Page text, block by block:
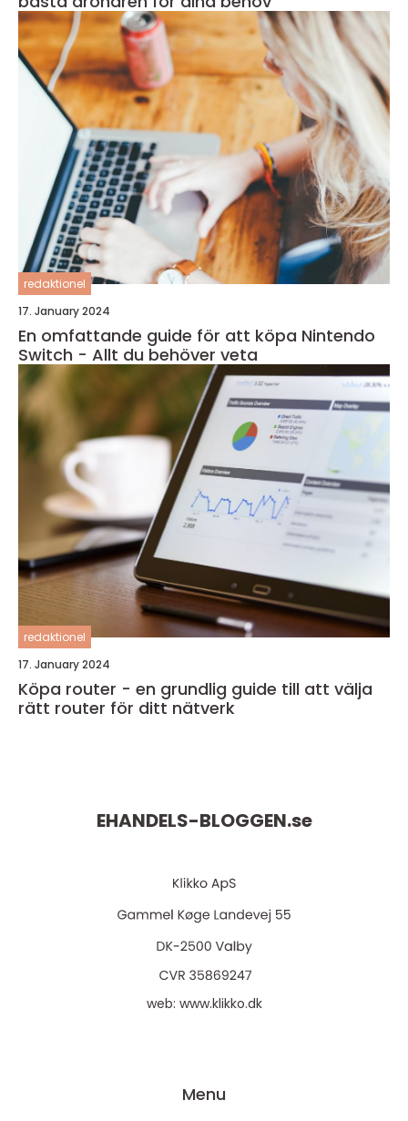
redaktionel
17. January 2024
En omfattande guide för att köpa Nintendo
Switch - Allt du behöver veta
redaktionel
17. January 2024
Köpa router - en grundlig guide till att välja
rätt router för ditt nätverk
EHANDELS-BLOGGEN.se
web: www.klikko.dk
Menu